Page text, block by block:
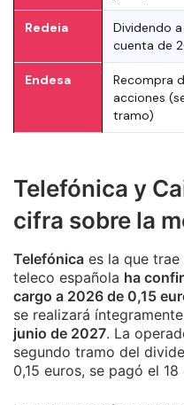
Redeia
Dividendo a
cuenta de
Endesa
Recompra
acciones
tramo)
Telefónica y
cifra sobre la
Telefónica es la que
teleco española ha
cargo a 2026 de 0,15
se realizará
junio de 2027. La
segundo tramo del
0,15 euros, se pagó el